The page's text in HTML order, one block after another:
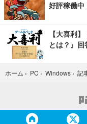
好評稼働中
【大喜利
とは？』回
ホーム › PC › Windows › 記